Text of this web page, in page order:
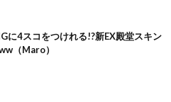
に4スコをつけれる!?新EX殿堂スキン
（Maro）